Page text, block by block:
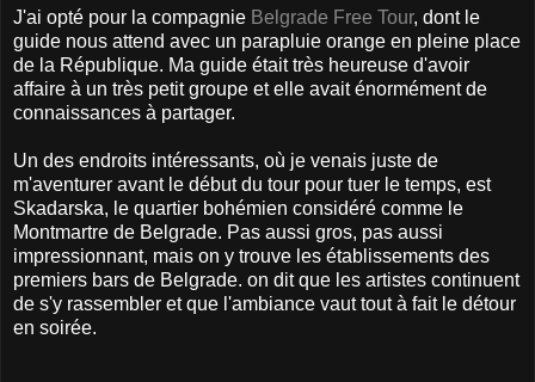
J'ai opté pour la compagnie Belgrade Free Tour, dont le
guide nous attend avec un parapluie orange en pleine place
de la République. Ma guide était très heureuse d'avoir
affaire à un très petit groupe et elle avait énormément de
connaissances à partager.
Un des endroits intéressants, où je venais juste de
m'aventurer avant le début du tour pour tuer le temps, est
Skadarska, le quartier bohémien considéré comme le
Montmartre de Belgrade. Pas aussi gros, pas aussi
impressionnant, mais on y trouve les établissements des
premiers bars de Belgrade. on dit que les artistes continuent
de s'y rassembler et que l'ambiance vaut tout à fait le détour
en soirée.